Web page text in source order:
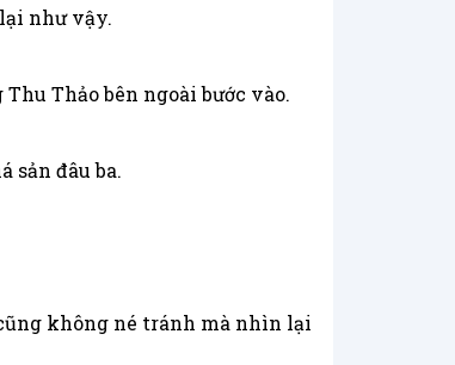
như vậy.
Thảo bên ngoài bước vào.
sản đâu ba.
không né tránh mà nhìn lại